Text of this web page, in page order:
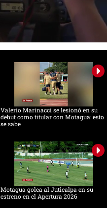
Valerio Marinacci se lesionó en su
debut como titular con Motagua: esto
se sabe
Motagua golea al Juticalpa en su
estreno en el Apertura 2026